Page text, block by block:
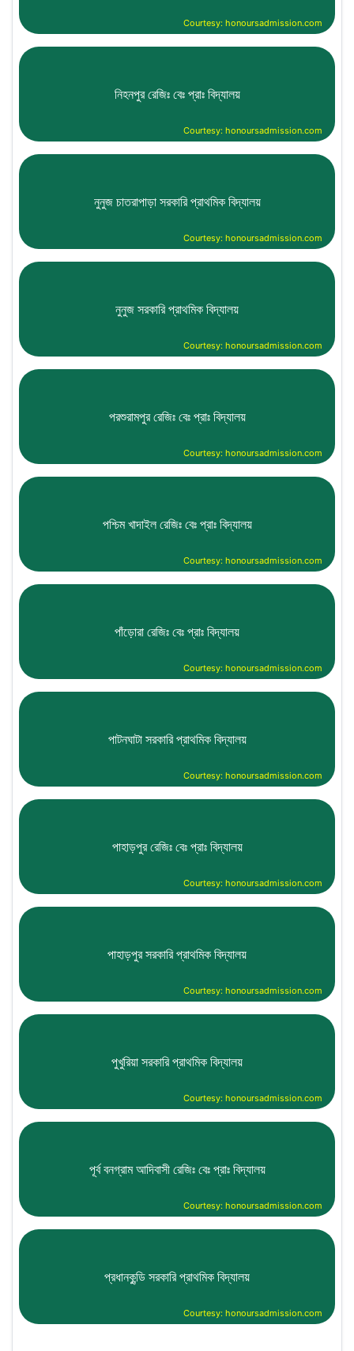
Courtesy: honoursadmission.com
নিহনপুর রেজিঃ বেঃ প্রাঃ বিদ্যালয়
Courtesy: honoursadmission.com
নুনুজ চাতরাপাড়া সরকারি প্রাথমিক বিদ্যালয়
Courtesy: honoursadmission.com
নুনুজ সরকারি প্রাথমিক বিদ্যালয়
Courtesy: honoursadmission.com
পরশুরামপুর রেজিঃ বেঃ প্রাঃ বিদ্যালয়
Courtesy: honoursadmission.com
পশ্চিম খাদাইল রেজিঃ বেঃ প্রাঃ বিদ্যালয়
Courtesy: honoursadmission.com
পাঁড়োরা রেজিঃ বেঃ প্রাঃ বিদ্যালয়
Courtesy: honoursadmission.com
পাটনঘাটা সরকারি প্রাথমিক বিদ্যালয়
Courtesy: honoursadmission.com
পাহাড়পুর রেজিঃ বেঃ প্রাঃ বিদ্যালয়
Courtesy: honoursadmission.com
পাহাড়পুর সরকারি প্রাথমিক বিদ্যালয়
Courtesy: honoursadmission.com
পুখুরিয়া সরকারি প্রাথমিক বিদ্যালয়
Courtesy: honoursadmission.com
পূর্ব বনগ্রাম আদিবাসী রেজিঃ বেঃ প্রাঃ বিদ্যালয়
Courtesy: honoursadmission.com
প্রধানকুন্ডি সরকারি প্রাথমিক বিদ্যালয়
Courtesy: honoursadmission.com